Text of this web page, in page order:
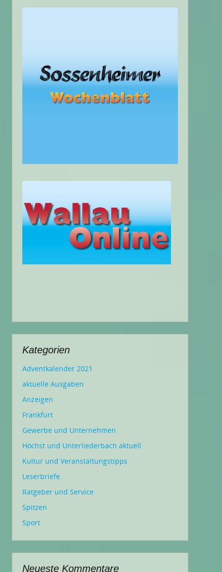
Kategorien
Adventkalender 2021
aktuelle Ausgaben
Anzeigen
Frankfurt
Gewerbe und Unternehmen
Höchst und Unterliederbach aktuell
Kultur und Veranstaltungstipps
Leserbriefe
Ratgeber und Service
Spitzen
Sport
Neueste Kommentare